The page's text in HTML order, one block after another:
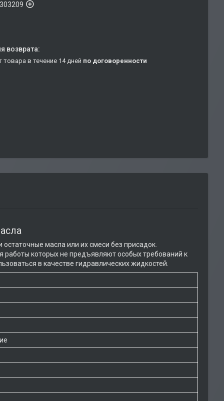
товара в течение 14 дней по договоренности
масла или их смеси без присадок.
которых не предъявляют особых требований к
в качестве гидравлических жидкостей.